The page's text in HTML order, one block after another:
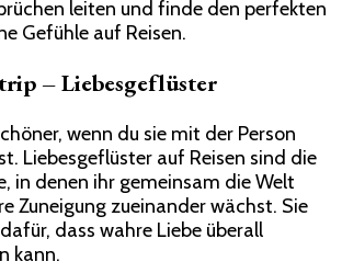
leiten und finde den perfekten
Gefühle auf Reisen.
– Liebesgeflüster
wenn du sie mit der Person
Liebesgeflüster auf Reisen sind die
in denen ihr gemeinsam die Welt
Zuneigung zueinander wächst. Sie
dass wahre Liebe überall
kann.